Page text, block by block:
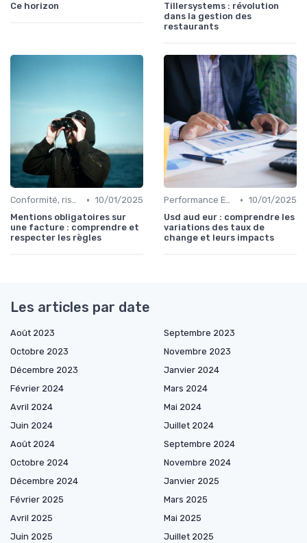
Ce horizon
Tillersystems : révolution
dans la gestion des
restaurants
Conformité, risques & réglementation • 10/01/2025
Mentions obligatoires sur
une facture : comprendre et
respecter les règles
Performance ESG & finance durable • 10/01/2025
Usd aud eur : comprendre les
variations des taux de
change et leurs impacts
Les articles par date
Août 2023
Septembre 2023
Octobre 2023
Novembre 2023
Décembre 2023
Janvier 2024
Février 2024
Mars 2024
Avril 2024
Mai 2024
Juin 2024
Juillet 2024
Août 2024
Septembre 2024
Octobre 2024
Novembre 2024
Décembre 2024
Janvier 2025
Février 2025
Mars 2025
Avril 2025
Mai 2025
Juin 2025
Juillet 2025